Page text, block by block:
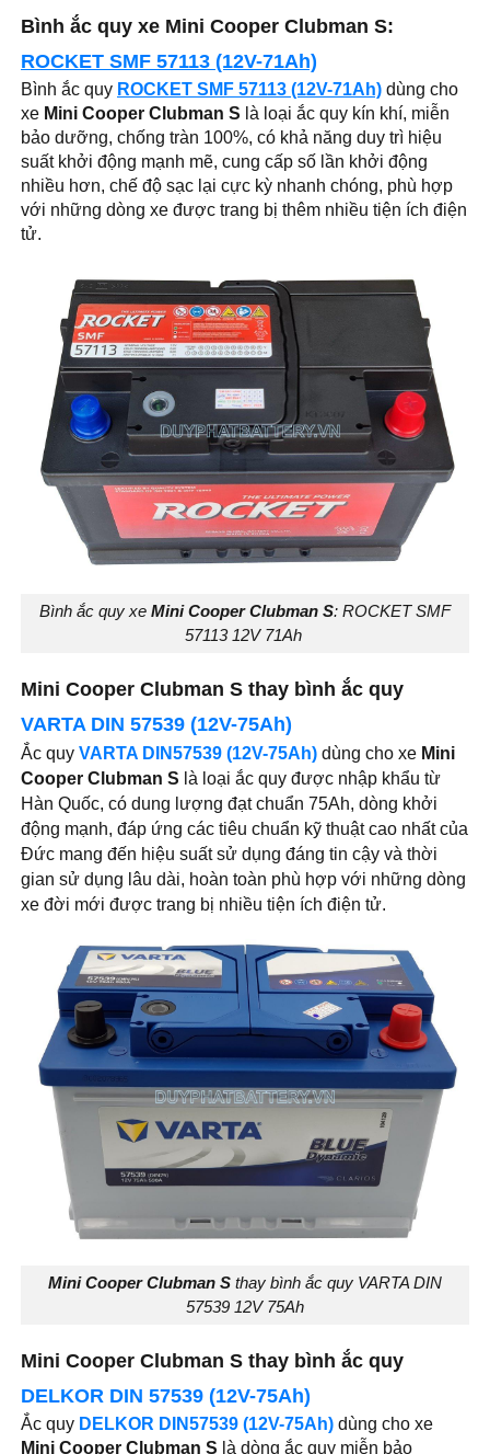
Bình ắc quy xe Mini Cooper Clubman S:
ROCKET SMF 57113 (12V-71Ah)
Bình ắc quy ROCKET SMF 57113 (12V-71Ah) dùng cho
xe Mini Cooper Clubman S là loại ắc quy kín khí, miễn
bảo dưỡng, chống tràn 100%, có khả năng duy trì hiệu
suất khởi động mạnh mẽ, cung cấp số lần khởi động
nhiều hơn, chế độ sạc lại cực kỳ nhanh chóng, phù hợp
với những dòng xe được trang bị thêm nhiều tiện ích điện
tử.
Bình ắc quy xe Mini Cooper Clubman S: ROCKET SMF
57113 12V 71Ah
Mini Cooper Clubman S thay bình ắc quy
VARTA DIN 57539 (12V-75Ah)
Ắc quy VARTA DIN57539 (12V-75Ah) dùng cho xe Mini
Cooper Clubman S là loại ắc quy được nhập khẩu từ
Hàn Quốc, có dung lượng đạt chuẩn 75Ah, dòng khởi
động mạnh, đáp ứng các tiêu chuẩn kỹ thuật cao nhất của
Đức mang đến hiệu suất sử dụng đáng tin cậy và thời
gian sử dụng lâu dài, hoàn toàn phù hợp với những dòng
xe đời mới được trang bị nhiều tiện ích điện tử.
Mini Cooper Clubman S thay bình ắc quy VARTA DIN
57539 12V 75Ah
Mini Cooper Clubman S thay bình ắc quy
DELKOR DIN 57539 (12V-75Ah)
Ắc quy DELKOR DIN57539 (12V-75Ah) dùng cho xe
Mini Cooper Clubman S là dòng ắc quy miễn bảo